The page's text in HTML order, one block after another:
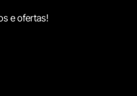
e ofertas!